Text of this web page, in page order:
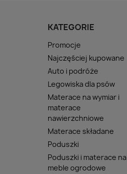
KATEGORIE
Promocje
Najczęściej kupowane
Auto i podróże
Legowiska dla psów
Materace na wymiar i
materace
nawierzchniowe
Materace składane
Poduszki
Poduszki i materace na
meble ogrodowe